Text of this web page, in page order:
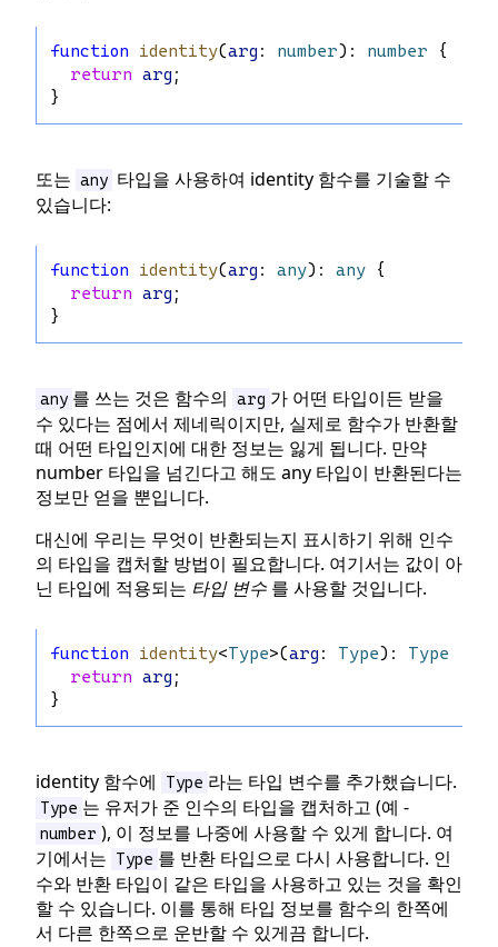
function identity(arg : number): number {
return arg ;
}
또는 any 타입을 사용하여 identity 함수를 기술할 수
있습니다:
function identity(arg : any): any {
return arg ;
}
any 를 쓰는 것은 함수의 arg 가 어떤 타입이든 받을
수 있다는 점에서 제네릭이지만, 실제로 함수가 반환할
때 어떤 타입인지에 대한 정보는 잃게 됩니다. 만약
number 타입을 넘긴다고 해도 any 타입이 반환된다는
정보만 얻을 뿐입니다.
대신에 우리는 무엇이 반환되는지 표시하기 위해 인수
의 타입을 캡처할 방법이 필요합니다. 여기서는 값이 아
닌 타입에 적용되는 타입 변수를 사용할 것입니다.
function identity<Type>(arg : Type): Type
return arg ;
}
identity 함수에 Type 라는 타입 변수를 추가했습니다.
Type 는 유저가 준 인수의 타입을 캡처하고 (예 -
number ), 이 정보를 나중에 사용할 수 있게 합니다. 여
기에서는
Type 를 반환 타입으로 다시 사용합니다. 인
수와 반환 타입이 같은 타입을 사용하고 있는 것을 확인
할 수 있습니다. 이를 통해 타입 정보를 함수의 한쪽에
서 다른 한쪽으로 운반할 수 있게끔 합니다.